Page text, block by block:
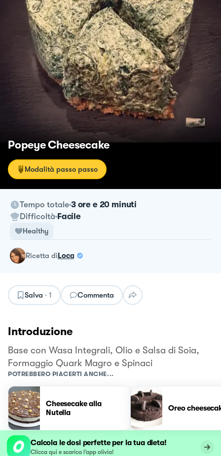
Popeye Cheesecake
Modalità passo passo
Tempo totale 3 ore e 20 minuti
Difficoltà Facile
Healthy
ricetta diLoca
Salva · 1 Commenta
Introduzione
Base con Wasa Integrali, Olio e Salsa di Soia,
Formaggio Quark Magro e Spinaci
POTREBBERO PIACERTI ANCHE...
Cheesecake alla
Nutella
Oreo
Calcola le dosi perfette per la tua dieta!
Clicca qui e scarica l’app olivia!